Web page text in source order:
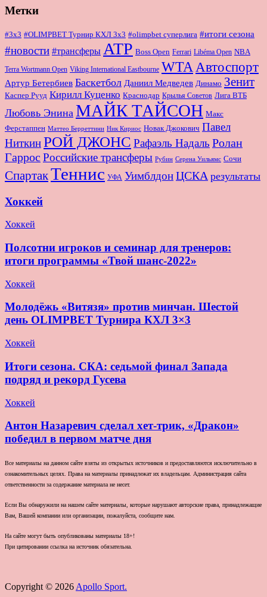
Метки
#3x3 #OLIMPBET Турнир КХЛ 3x3 #olimpbet суперлига #итоги сезона
#новости #трансферы ATP Boss Open Ferrari Libéma Open NBA
Terra Wortmann Open Viking International Eastbourne WTA Автоспорт
Артур Бетербиев Баскетбол Даниил Медведев Динамо Зенит
Каспер Рууд Кирилл Куценко Краснодар Крылья Советов Лига ВТБ
Любовь Энина МАЙК ТАЙСОН Макс
Ферстаппен Маттео Берреттини Ник Кириос Новак Джокович Павел
НиткинРОЙ ДЖОНС Рафаэль Надаль Ролан
Гаррос Российские трансферы Рубин Серена Уильямс Сочи
СпартакТеннис УФА УимблдонЦСКА результаты
Хоккей
Хоккей
Полсотни игроков и семинар для тренеров:
итоги программы «Твой шанс-2022»
Хоккей
Молодёжь «Витязя» против минчан. Шестой
день OLIMPBET Турнира КХЛ 3×3
Хоккей
Итоги сезона. СКА: седьмой финал Запада
подряд и рекорд Гусева
Хоккей
Антон Назаревич сделал хет-трик, «Дракон»
победил в первом матче дня
Все материалы на данном сайте взяты из открытых источников и предоставляются исключительно в
ознакомительных целях. Права на материалы принадлежат их владельцам. Администрация сайта
ответственности за содержание материала не несет.
Если Вы обнаружили на нашем сайте материалы, которые нарушают авторские права, принадлежащие
Вам, Вашей компании или организации, пожалуйста, сообщите нам.
На сайте могут быть опубликованы материалы 18+!
При цитировании ссылка на источник обязательна.
Copyright © 2026 Apollo Sport.